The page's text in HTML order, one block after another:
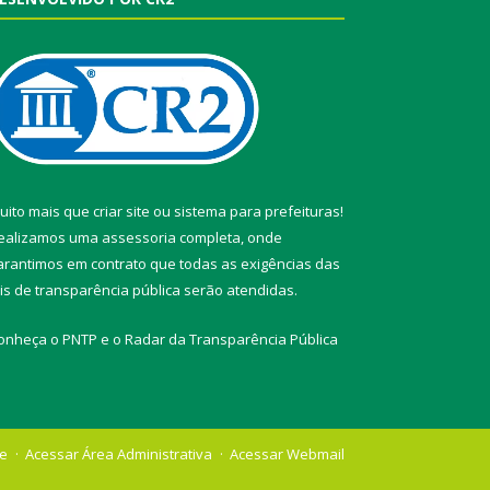
mais que criar site ou sistema para prefeituras!
uma assessoria completa, onde
em contrato que todas as exigências das
de transparência pública serão atendidas.
o PNTP e o Radar da Transparência Pública
Acessar Área Administrativa Acessar Webmail